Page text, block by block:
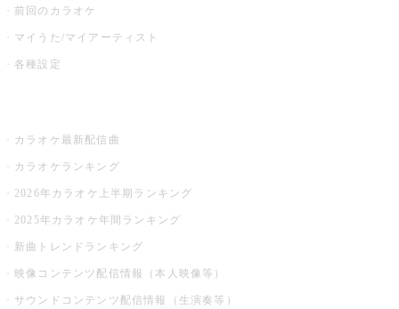
前回のカラオケ
マイうた/マイアーティスト
各種設定
カラオケ最新配信曲
カラオケランキング
2026年カラオケ上半期ランキング
2025年カラオケ年間ランキング
新曲トレンドランキング
映像コンテンツ配信情報（本人映像等）
サウンドコンテンツ配信情報（生演奏等）